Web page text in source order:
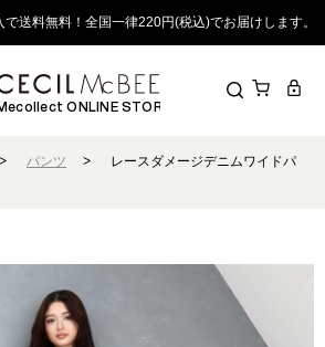
送料無料！全国一律220円(税込)でお届けします。
ONLINE STORE
> パンツ >
レースダメージデニムワイドパ